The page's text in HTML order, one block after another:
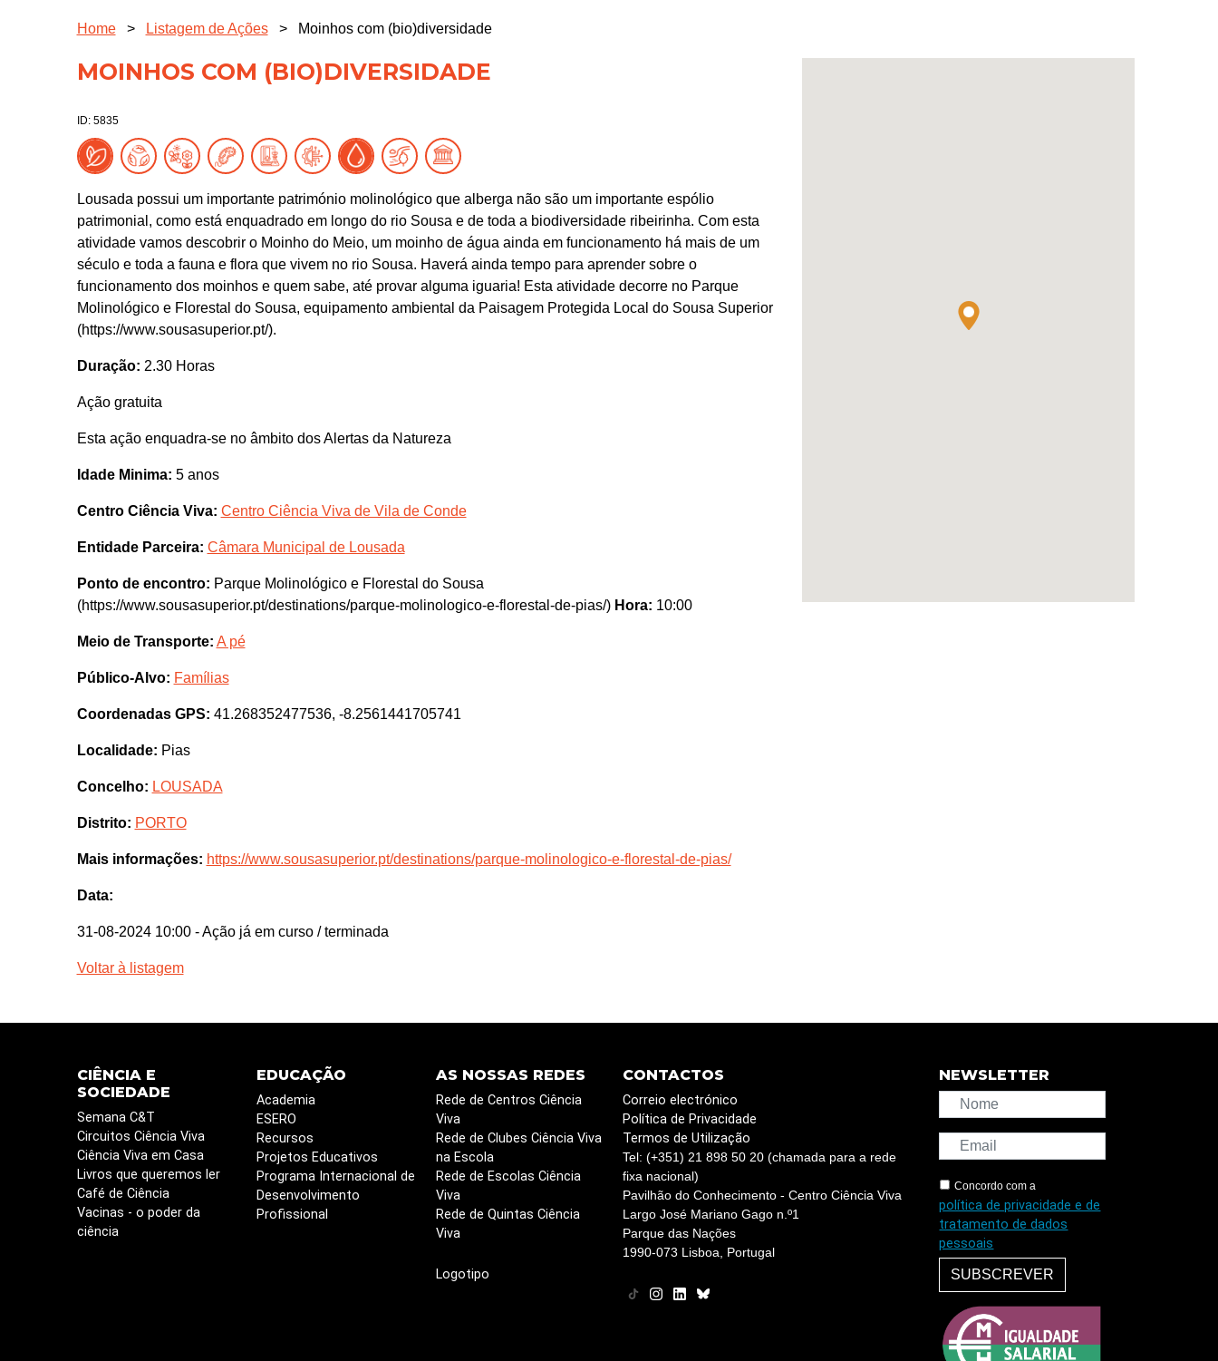
Home > Listagem de Ações > Moinhos com (bio)diversidade
MOINHOS COM (BIO)DIVERSIDADE
ID: 5835
Lousada possui um importante património molinológico que alberga não são um importante espólio
patrimonial, como está enquadrado em longo do rio Sousa e de toda a biodiversidade ribeirinha. Com esta
atividade vamos descobrir o Moinho do Meio, um moinho de água ainda em funcionamento há mais de um
século e toda a fauna e flora que vivem no rio Sousa. Haverá ainda tempo para aprender sobre o
funcionamento dos moinhos e quem sabe, até provar alguma iguaria! Esta atividade decorre no Parque
Molinológico e Florestal do Sousa, equipamento ambiental da Paisagem Protegida Local do Sousa Superior
(https://www.sousasuperior.pt/).
Duração: 2.30 Horas
Ação gratuita
Esta ação enquadra-se no âmbito dos Alertas da Natureza
Idade Minima: 5 anos
Centro Ciência Viva: Centro Ciência Viva de Vila de Conde
Entidade Parceira: Câmara Municipal de Lousada
Ponto de encontro: Parque Molinológico e Florestal do Sousa
(https://www.sousasuperior.pt/destinations/parque-molinologico-e-florestal-de-pias/) Hora: 10:00
Meio de Transporte: A pé
Público-Alvo: Famílias
Coordenadas GPS: 41.268352477536, -8.2561441705741
Localidade: Pias
Concelho: LOUSADA
Distrito: PORTO
Mais informações: https://www.sousasuperior.pt/destinations/parque-molinologico-e-florestal-de-pias/
Data:
31-08-2024 10:00 - Ação já em curso / terminada
Voltar à listagem
CIÊNCIA E
SOCIEDADE
Semana C&T
Circuitos Ciência Viva
Ciência Viva em Casa
Livros que queremos ler
Café de Ciência
Vacinas - o poder da
ciência
EDUCAÇÃO
Academia
ESERO
Recursos
Projetos Educativos
Programa Internacional de
Desenvolvimento
Profissional
AS NOSSAS REDES
Rede de Centros Ciência
Viva
Rede de Clubes Ciência Viva
na Escola
Rede de Escolas Ciência
Viva
Rede de Quintas Ciência
Viva
Logotipo
CONTACTOS
Correio electrónico
Política de Privacidade
Termos de Utilização
Tel: (+351) 21 898 50 20 (chamada para a rede
fixa nacional)
Pavilhão do Conhecimento - Centro Ciência Viva
Largo José Mariano Gago n.º1
Parque das Nações
1990-073 Lisboa, Portugal
NEWSLETTER
Concordo com a
política de privacidade e de
tratamento de dados
pessoais
SUBSCREVER